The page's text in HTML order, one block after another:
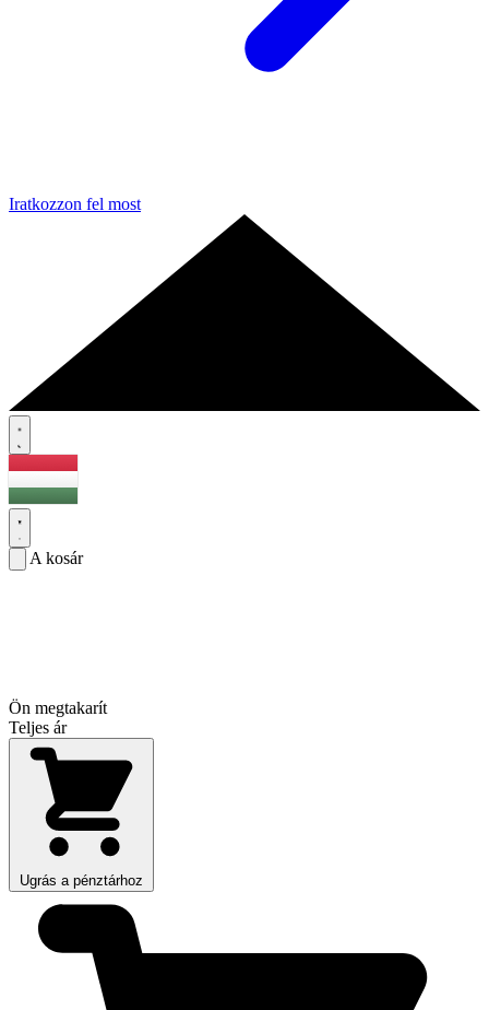
Iratkozzon fel most
A kosár
Ön megtakarít
Teljes ár
Ugrás a pénztárhoz